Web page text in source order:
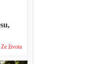
Ze života